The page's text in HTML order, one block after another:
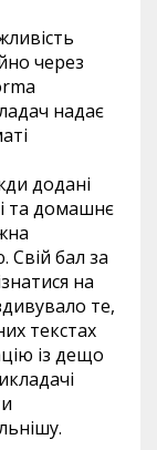
через
надає
додані
та домашнє
бал за
на
те,
текстах
із дещо